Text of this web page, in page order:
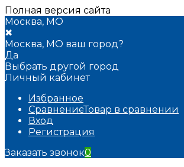
Полная версия сайта
Москва, МО
✖
Москва, МО ваш город?
Да
Выбрать другой город
Личный кабинет
Избранное
СравнениеТовар в сравнении
Вход
Регистрация
Заказать звонок0